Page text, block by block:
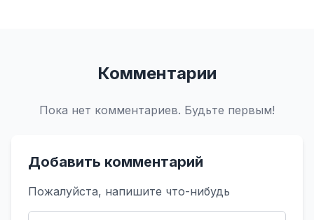
Комментарии
Пока нет комментариев. Будьте первым!
Добавить комментарий
Пожалуйста, напишите что-нибудь